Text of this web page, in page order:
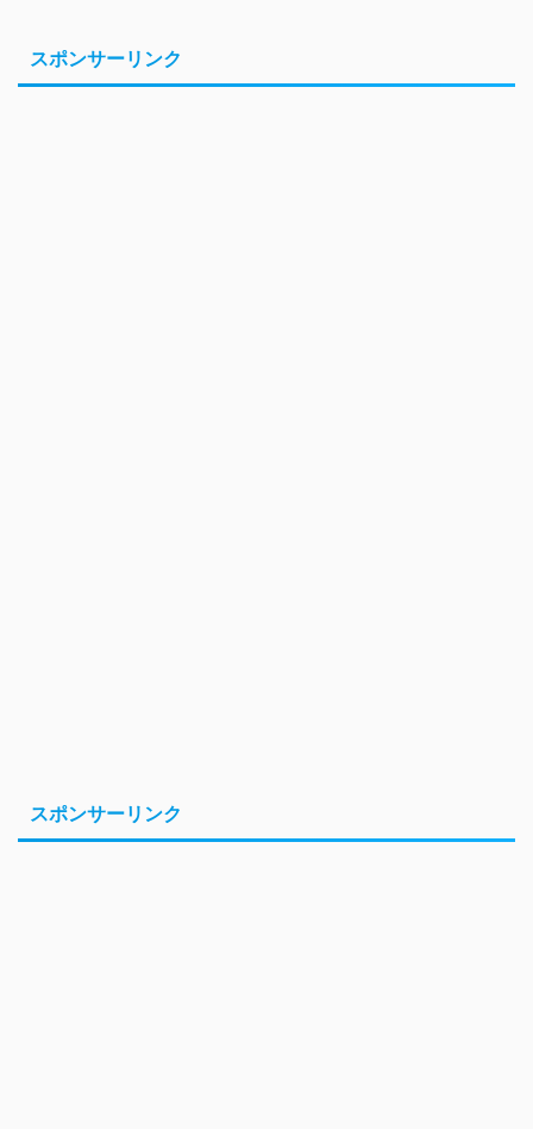
スポンサーリンク
スポンサーリンク